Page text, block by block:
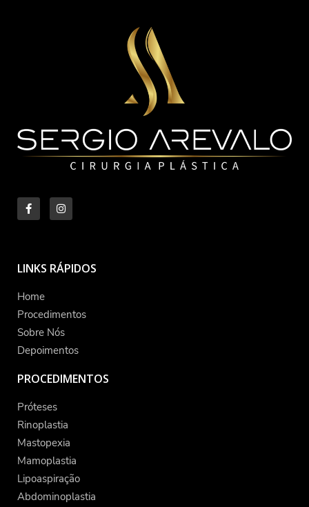
LINKS RÁPIDOS
Home
Procedimentos
Sobre Nós
Depoimentos
PROCEDIMENTOS
Próteses
Rinoplastia
Mastopexia
Mamoplastia
Lipoaspiração
Abdominoplastia